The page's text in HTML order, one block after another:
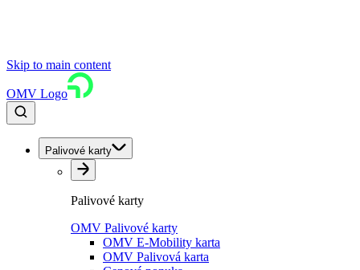
Skip to main content
OMV Logo
Palivové karty
Palivové karty
OMV Palivové karty
OMV E-Mobility karta
OMV Palivová karta